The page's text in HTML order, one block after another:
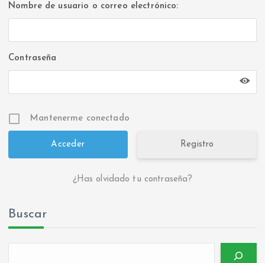
Nombre de usuario o correo electrónico:
Contraseña
Mantenerme conectado
Registro
¿Has olvidado tu contraseña?
Buscar